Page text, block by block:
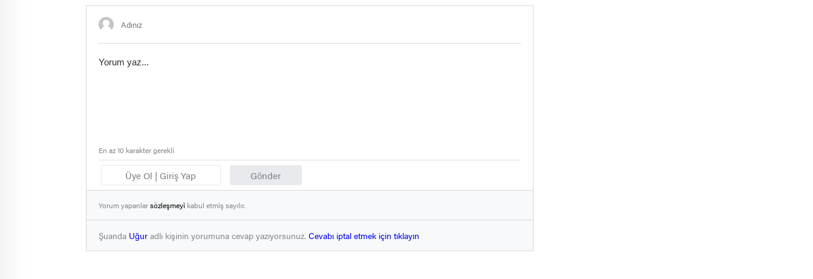
Üye Ol | Giriş Yap Gönder
En az 10 karakter gerekli
Yorum yapanlarsözleşmeyi kabul etmiş sayılır.
Şuanda Uğur adlı kişinin yorumuna cevap yazıyorsunuz. Cevabı iptal etmek için tıklayın